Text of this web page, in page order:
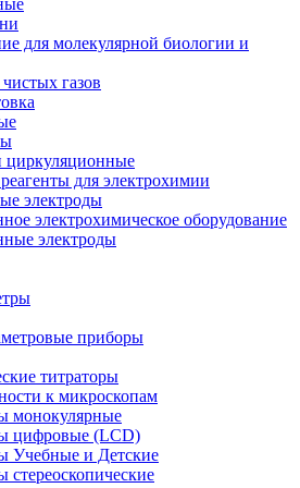
для молекулярной биологии и
газов
циркуляционные
для электрохимии
электроды
электрохимическое оборудование
электроды
приборы
титраторы
к микроскопам
монокулярные
цифровые (LCD)
Учебные и Детские